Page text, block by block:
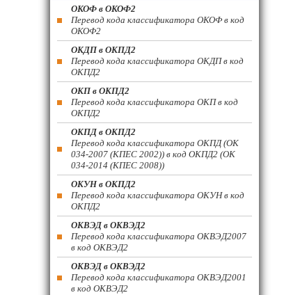
ОКОФ в ОКОФ2
Перевод кода классификатора ОКОФ в код
ОКОФ2
ОКДП в ОКПД2
Перевод кода классификатора ОКДП в код
ОКПД2
ОКП в ОКПД2
Перевод кода классификатора ОКП в код
ОКПД2
ОКПД в ОКПД2
Перевод кода классификатора ОКПД (ОК
034-2007 (КПЕС 2002)) в код ОКПД2 (ОК
034-2014 (КПЕС 2008))
ОКУН в ОКПД2
Перевод кода классификатора ОКУН в код
ОКПД2
ОКВЭД в ОКВЭД2
Перевод кода классификатора ОКВЭД2007
в код ОКВЭД2
ОКВЭД в ОКВЭД2
Перевод кода классификатора ОКВЭД2001
в код ОКВЭД2